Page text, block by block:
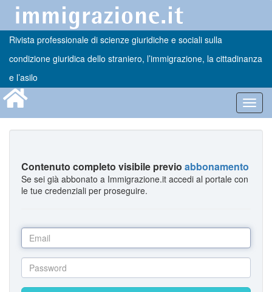
Rivista professionale di scienze giuridiche e sociali sulla
condizione giuridica dello straniero, l’immigrazione, la cittadinanza
e l’asilo
Contenuto completo visibile previo abbonamento
Se sei già abbonato a Immigrazione.it accedi al portale con
le tue credenziali per proseguire.